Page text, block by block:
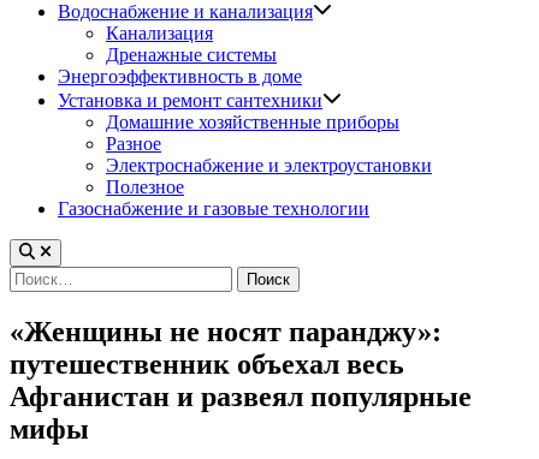
Водоснабжение и канализация
Канализация
Дренажные системы
Энергоэффективность в доме
Установка и ремонт сантехники
Домашние хозяйственные приборы
Разное
Электроснабжение и электроустановки
Полезное
Газоснабжение и газовые технологии
Найти:
«Женщины не носят паранджу»:
путешественник объехал весь
Афганистан и развеял популярные
мифы